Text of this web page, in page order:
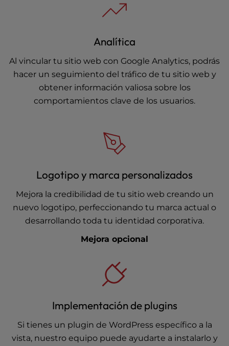
Analítica
Al vincular tu sitio web con Google Analytics, podrás
hacer un seguimiento del tráfico de tu sitio web y
obtener información valiosa sobre los
comportamientos clave de los usuarios.
Logotipo y marca personalizados
Mejora la credibilidad de tu sitio web creando un
nuevo logotipo, perfeccionando tu marca actual o
desarrollando toda tu identidad corporativa.
Mejora opcional
Implementación de plugins
Si tienes un plugin de WordPress específico a la
vista, nuestro equipo puede ayudarte a instalarlo y